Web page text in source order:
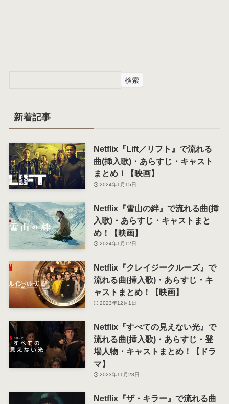
検索
新着記事
Netflix『Lift／リフト』で流れる
曲(挿入歌)・あらすじ・キャスト
まとめ！【映画】
2024年1月15日
Netflix『雪山の絆』で流れる曲(挿
入歌)・あらすじ・キャストまと
め！【映画】
2024年1月12日
Netflix『クレイジークルーズ』で
流れる曲(挿入歌)・あらすじ・キ
ャストまとめ！【映画】
2023年12月1日
Netflix『すべての見えない光』で
流れる曲(挿入歌)・あらすじ・登
場人物・キャストまとめ！【ドラ
マ】
2023年11月28日
Netflix『ザ・キラー』で流れる曲